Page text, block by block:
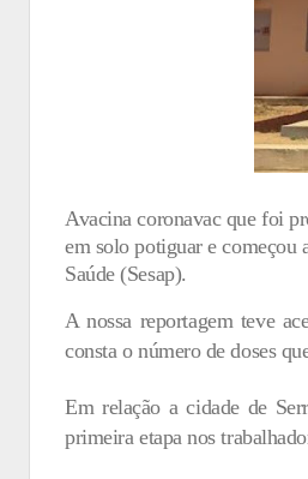
Avacina coronavac que foi
em solo potiguar e começou
Saúde (Sesap).
A nossa reportagem teve
consta o número de doses
Em relação a cidade de
primeira etapa nos